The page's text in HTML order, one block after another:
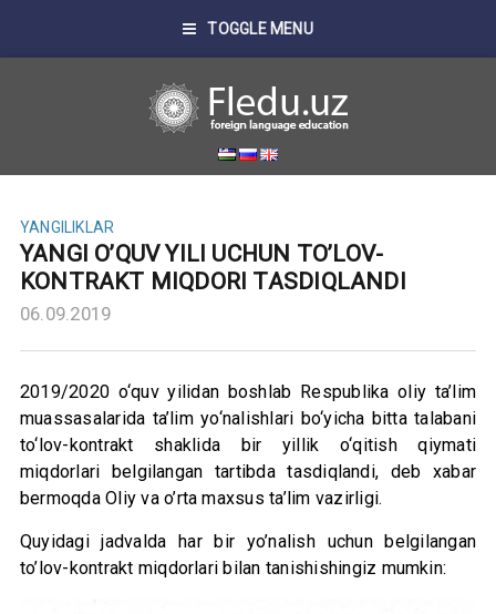
TOGGLE MENU
YANGILIKLAR
YANGI O’QUV YILI UCHUN TO’LOV-
KONTRAKT MIQDORI TASDIQLANDI
06.09.2019
2019/2020 o‘quv yilidan boshlab Respublika oliy ta’lim
muassasalarida ta’lim yo‘nalishlari bo‘yicha bitta talabani
to‘lov-kontrakt shaklida bir yillik o‘qitish qiymati
miqdorlari belgilangan tartibda tasdiqlandi, deb xabar
bermoqda Oliy va o’rta maxsus ta’lim vazirligi.
Quyidagi jadvalda har bir yo’nalish uchun belgilangan
to’lov-kontrakt miqdorlari bilan tanishishingiz mumkin: